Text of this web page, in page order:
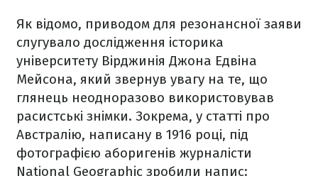
Як відомо, приводом для резонансної заяви
слугувало дослідження історика
університету Вірджинія Джона Едвіна
Мейсона, який звернув увагу на те, що
глянець неодноразово використовував
расистські знімки. Зокрема, у статті про
Австралію, написану в 1916 році, під
фотографією аборигенів журналісти
National Geographic зробили напис: